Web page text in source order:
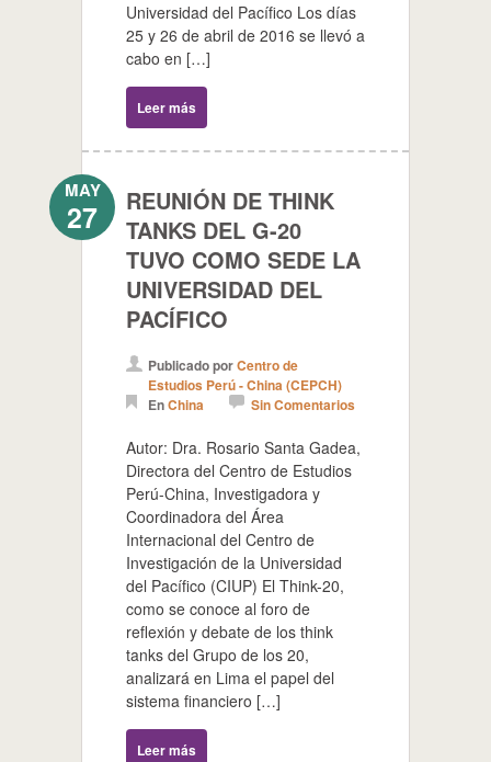
Universidad del Pacífico Los días
25 y 26 de abril de 2016 se llevó a
cabo en […]
Leer más
MAY
27
REUNIÓN DE THINK
TANKS DEL G-20
TUVO COMO SEDE LA
UNIVERSIDAD DEL
PACÍFICO
Publicado porCentro de
Estudios Perú - China (CEPCH)
EnChina Sin Comentarios
Autor: Dra. Rosario Santa Gadea,
Directora del Centro de Estudios
Perú-China, Investigadora y
Coordinadora del Área
Internacional del Centro de
Investigación de la Universidad
del Pacífico (CIUP) El Think-20,
como se conoce al foro de
reflexión y debate de los think
tanks del Grupo de los 20,
analizará en Lima el papel del
sistema financiero […]
Leer más